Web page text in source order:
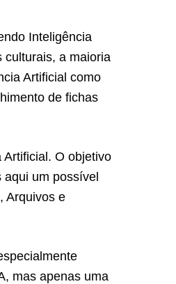
Inteligência
culturais, a maioria
Artificial como
de fichas
O objetivo
um possível
Arquivos e
mas apenas uma